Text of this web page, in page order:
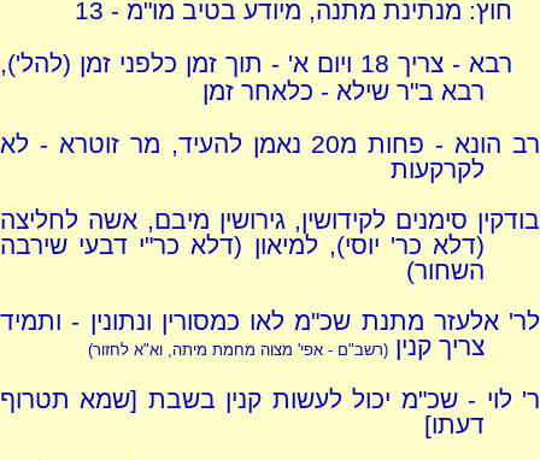
חוץ: מנתינת מתנה, מיודע בטיב מו"מ - 13
רבא - צריך 18 ויום א' - תוך זמן כלפני זמן (להל'),
רבא ב"ר שילא - כלאחר זמן
רב הונא - פחות מ20 נאמן להעיד, מר זוטרא - לא
לקרקעות
בודקין סימנים לקידושין, גירושין מיבם, אשה לחליצה
(דלא כר' יוסי), למיאון (דלא כר"י דבעי שירבה
השחור)
לר' אלעזר מתנת שכ"מ לאו כמסורין ונתונין - ותמיד
צריך קנין(רשב"ם - אפי' מצוה מחמת מיתה, וא"א לחזור)
ר' לוי - שכ"מ יכול לעשות קנין בשבת [שמא תטרוף
דעתו]